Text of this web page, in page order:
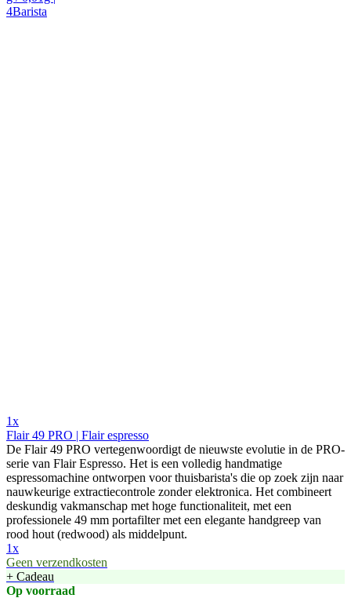
1x
Flair 49 PRO | Flair espresso
De Flair 49 PRO vertegenwoordigt de nieuwste evolutie in de PRO-
serie van Flair Espresso. Het is een volledig handmatige
espressomachine ontworpen voor thuisbarista's die op zoek zijn naar
nauwkeurige extractiecontrole zonder elektronica. Het combineert
deskundig vakmanschap met hoge functionaliteit, met een
professionele 49 mm portafilter met een elegante handgreep van
rood hout (redwood) als middelpunt.
1x
Geen verzendkosten
+ Cadeau
Op voorraad